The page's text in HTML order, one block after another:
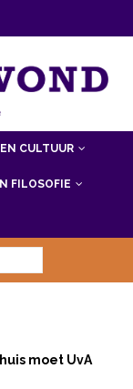
CULTUUR
FILOSOFIE
moet UvA